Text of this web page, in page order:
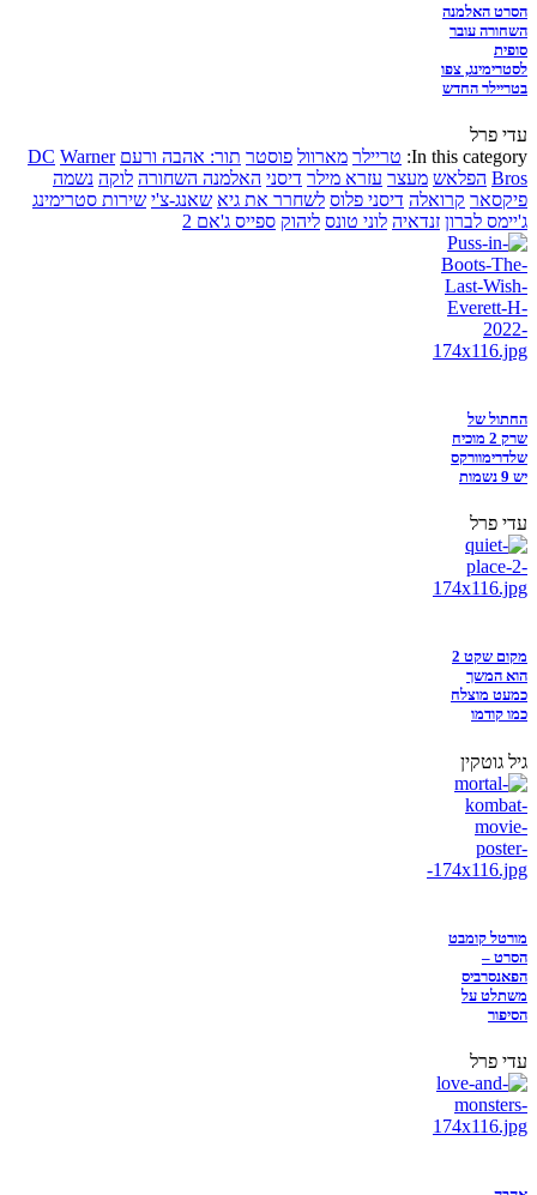
הסרט האלמנה
השחורה עובר
סופית
לסטרימינג, צפו
בטריילר החדש
עדי פרל
In this category: טריילר מארוול פוסטר תור: אהבה ורעם DC Warner
Bros הפלאש מעצר עזרא מילר דיסני האלמנה השחורה לוקה נשמה
פיקסאר קרואלה דיסני פלוס לשחרר את גיא שאנג-צ'י שירות סטרימינג
ג'יימס לברון זנדאיה לוני טונס ליהוק ספייס ג'אם 2
החתול של
שרק 2 מוכיח
שלדרימוורקס
יש 9 נשמות
עדי פרל
מקום שקט 2
הוא המשך
כמעט מוצלח
כמו קודמו
גיל גוטקין
מורטל קומבט
הסרט –
הפאנסרביס
משתלט על
הסיפור
עדי פרל